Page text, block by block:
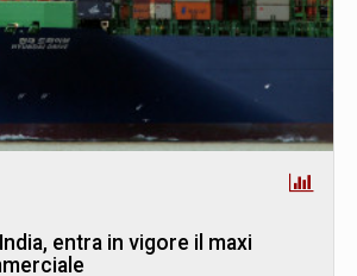
entra in vigore il maxi